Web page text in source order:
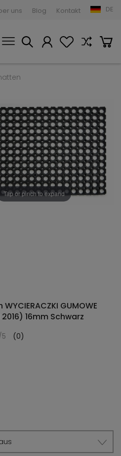
uns Blog Kontakt DE
Tap or pinch to expand
GUMOWE
16mm Schwarz
(0)